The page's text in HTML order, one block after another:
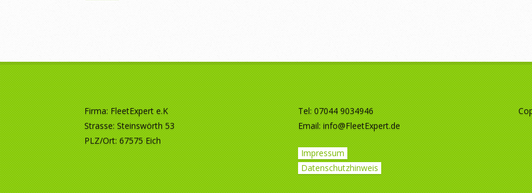
Firma: FleetExpert e.K
Strasse: Steinswörth 53
PLZ/Ort: 67575 Eich
Tel: 07044 9034946
Email:info@FleetExpert.de
Impressum
Datenschutzhinweis